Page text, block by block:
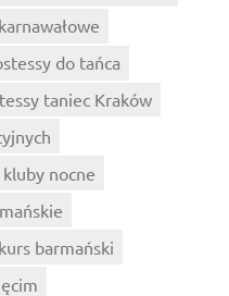
do tańca
taniec Kraków
nocne
barmański